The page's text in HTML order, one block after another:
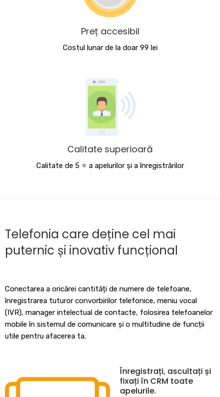
Preț accesibil
Costul lunar de la doar 99 lei
Calitate superioară
Calitate de 5 ⭐️ a apelurilor și a înregistrărilor
Telefonia care deține cel mai
puternic și inovativ funcțional
Conectarea a oricărei cantități de numere de telefoane,
înregistrarea tuturor convorbirilor telefonice, meniu vocal
(IVR), manager intelectual de contacte, folosirea telefoanelor
mobile în sistemul de comunicare și o multitudine de funcții
utile pentru afacerea ta.
Înregistrați, ascultați și
fixați în CRM toate
apelurile.